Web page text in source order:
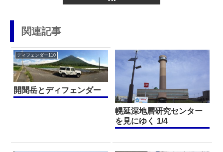
関連記事
ディフェンダー110
開聞岳とディフェンダー
幌延深地層研究センター
を見にゆく 1/4